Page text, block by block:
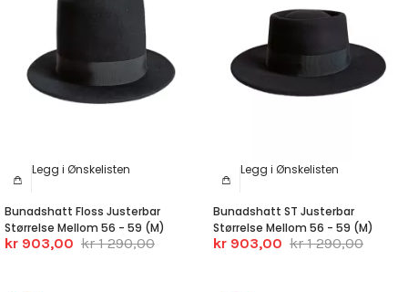
Legg i Ønskelisten
Bunadshatt Floss Justerbar
Størrelse Mellom 56 - 59 (M)
kr 903,00 kr 1 290,00
Legg i Ønskelisten
Bunadshatt ST Justerbar
Størrelse Mellom 56 - 59 (M)
kr 903,00 kr 1 290,00